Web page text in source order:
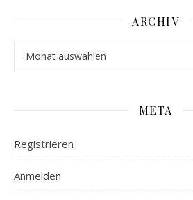
ARCHIV
META
Registrieren
Anmelden